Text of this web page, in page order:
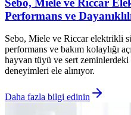
Performans ve
Sebo, Miele ve Riccar elektrikli
performans ve bakım kolaylığı
hayvan tüyü ve sert zeminlerdeki
deneyimleri ele alınıyor.
Daha fazla bilgi edinin